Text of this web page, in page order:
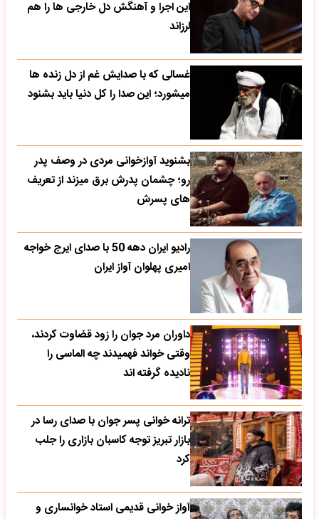
این اجرا و آهنگش دل خارجی ها را هم
لرزاند
غسالی که با صدایش غم از دل زنده ها
میشورد؛ این صدا را کل دنیا باید بشنود
بشنوید آوازخوانی مردی در وصف پدر
رو؛ چشمان پدرش برق میزند از تعریف
های پسرش
رادیو ایران دهه 50 با صدای ایرج خواجه
امیری پهلوان آواز ایران
داوران مرد جوان را زود قضاوت کردند،
وقتی خواند فهمیدند چه الماسی را
نادیده گرفته اند
ترانه خوانی پسر جوان با صدای رسا در
بازار تبریز توجه کاسبان بازاری را جلب
کرد
آواز خوانی قدیمی استاد خوانساری و